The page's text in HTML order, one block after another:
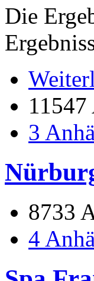
Die
3
8733
4